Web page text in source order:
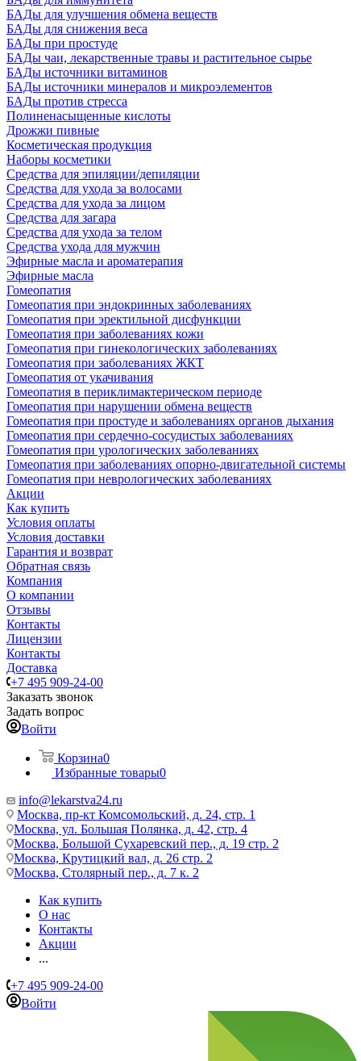
БАДы для улучшения обмена веществ
БАДы для снижения веса
БАДы при простуде
БАДы чаи, лекарственные травы и растительное сырье
БАДы источники витаминов
БАДы источники минералов и микроэлементов
БАДы против стресса
Полиненасыщенные кислоты
Дрожжи пивные
Косметическая продукция
Наборы косметики
Средства для эпиляции/депиляции
Средства для ухода за волосами
Средства для ухода за лицом
Средства для загара
Средства для ухода за телом
Средства ухода для мужчин
Эфирные масла и ароматерапия
Эфирные масла
Гомеопатия
Гомеопатия при эндокринных заболеваниях
Гомеопатия при эректильной дисфункции
Гомеопатия при заболеваниях кожи
Гомеопатия при гинекологических заболеваниях
Гомеопатия при заболеваниях ЖКТ
Гомеопатия от укачивания
Гомеопатия в периклимактерическом периоде
Гомеопатия при нарушении обмена веществ
Гомеопатия при простуде и заболеваниях органов дыхания
Гомеопатия при сердечно-сосудистых заболеваниях
Гомеопатия при урологических заболеваниях
Гомеопатия при заболеваниях опорно-двигательной системы
Гомеопатия при неврологических заболеваниях
Акции
Как купить
Условия оплаты
Условия доставки
Гарантия и возврат
Обратная связь
Компания
О компании
Отзывы
Контакты
Лицензии
Контакты
Доставка
+7 495 909-24-00
Заказать звонок
Задать вопрос
Войти
Корзина0
Избранные товары0
info@lekarstva24.ru
Москва, пр-кт Комсомольский, д. 24, стр. 1
Москва, ул. Большая Полянка, д. 42, стр. 4
Москва, Большой Сухаревский пер., д. 19 стр. 2
Москва, Крутицкий вал, д. 26 стр. 2
Москва, Столярный пер., д. 7 к. 2
Как купить
О нас
Контакты
Акции
...
+7 495 909-24-00
Войти